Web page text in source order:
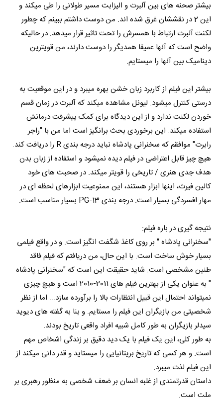
بیشتر صحنه های بین آلبرت و الیزابت مسیر طولانی را طی میکند و
این 2 در نقششان غرق شده اند. من دوست داشتم ببینم که چطور
لکنت آلبرت ارتباط با همسرش را تحت تاثیر قرار میدهد. در حالیکه
واضح است که آنها عمیقا همدیگر را دوست دارند، من قویترین
دینامیک بین آنها را میستایم.
بیشتر این فیلم از کاربرد زبان خشن بهره میبرد و در این موقعیت به
درستی کنترل میشود. لیونل مشاهده میکند که آلبرت در زمان قسم
خوردن لکنت ندارد و از این دیدگاه برای کمک پیشرفت درمانش
استفاده میکند. این برخوردی بحث برانگیز است اما من با "راجر
رابرت" موافقم که سخنرانی پادشاه نباید درجه بندی R را دریافت کند.
هیچ چیز قابل اعتراضی در فیلم دیده نمیشود و استفاده از زبان بدن
هدف جدی هنری / تاریخی را قویتر میکند. در صحبت های خود
کالین فیرث، اینها ابزار هستند، این ممنوعیت ابزارهای لحظه ای در
مهار افسردگی بسیار است. درجه بندی PG-13 بسیار مناسب است.
نتیجه گیری در باره فیلم:
"سخنرانی پادشاه " بر روی کاغذ شگفت انگیز است. و در واقع فیلمی
بسیار خوش ساخت است. با این حال، من دریافتم که فیلم فاقد
طنین مشخصی است. شاید حقیقت این است که "سخنرانی پادشاه
" به عنوان یکی از بهترین فیلم های 2011-2010 است و هیچ چیزی
نمیتواند احتمال این قبیل انتظارات بالا را برآورده سازد... اما از نظر
شخصیتی من بازیگران این فیلم را مستایم. و بنا به گفته های دیوید
سیدلر بازیگران به طور کامل شبیه افراد واقعی تاریخ بودند.
به طور کلی، این یک فیلم با یک دید دقیق بر زندگی اشخاص مهم
است. و هر کسی که تاریخ بریتانیایی را میستاید و قدر دانی میکند از
این فیلم لذت میبرد.
داستان قدرتمندی از غلبه انسان بر ضعف شخصی به منظور رهبری بر
ملت است.